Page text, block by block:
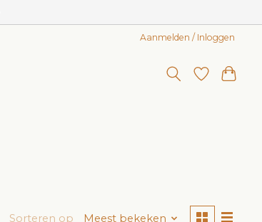
Aanmelden / Inloggen
Sorteren op Meest bekeken